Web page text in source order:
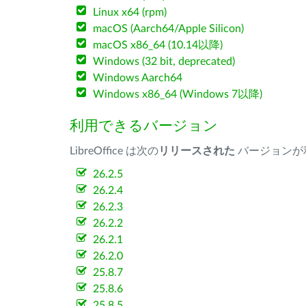
Linux x64 (rpm)
macOS (Aarch64/Apple Silicon)
macOS x86_64 (10.14以降)
Windows (32 bit, deprecated)
Windows Aarch64
Windows x86_64 (Windows 7以降)
利用できるバージョン
LibreOffice は次のリリースされた バージョンが
26.2.5
26.2.4
26.2.3
26.2.2
26.2.1
26.2.0
25.8.7
25.8.6